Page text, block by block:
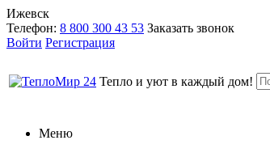
Ижевск
Телефон: 8 800 300 43 53 Заказать звонок
Войти Регистрация
Тепло и уют в каждый дом!
Меню